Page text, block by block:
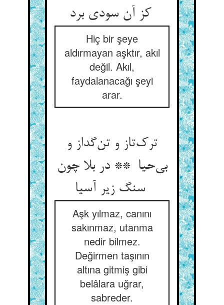
کز آن سودی برد
Hiç bir şeye
aldırmayan aşktır, akıl
değil. Akıl,
faydalanacağı şeyi
arar.
ترک‌تاز و تن‌گداز و
بی‌حیا ** در بلا چون
سنگ زیر آسیا
Aşk yılmaz, canını
sakınmaz, utanma
nedir bilmez.
Değirmen taşının
altına gitmiş gibi
belâlara uğrar,
sabreder.